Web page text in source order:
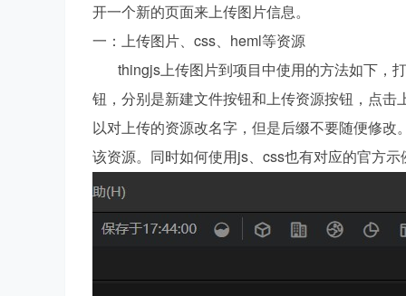
ng
开一个新的页面来上传图片信息。
一：上传图片、css、heml等资源
thingjs上传图片到项目中使用的方法如下，
钮，分别是新建文件按钮和上传资源按钮，点
以对上传的资源改名字，但是后缀不要随便修
该资源。同时如何使用js、css也有对应的官方